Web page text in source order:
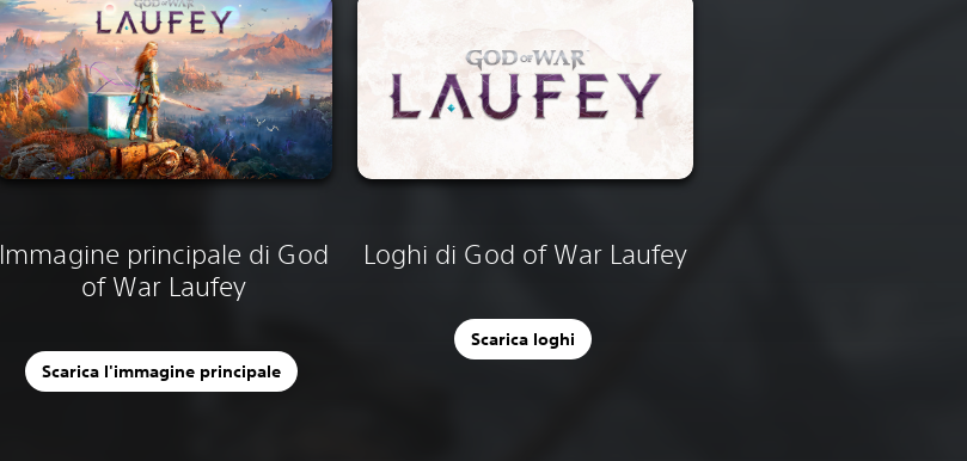
Immagine principale di God
of War Laufey
Scarica l'immagine principale
Loghi di God of War Laufey
Scarica loghi